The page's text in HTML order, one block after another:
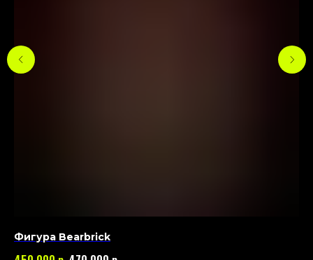
Фигура Bearbrick